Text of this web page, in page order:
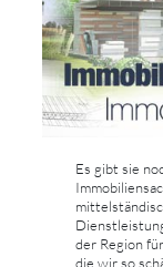
Es gibt sie
der Region
die wir so